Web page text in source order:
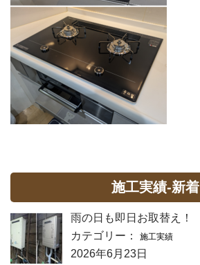
施工実績-新着
雨の日も即日お取替え！
カテゴリー：
施工実績
2026年6月23日